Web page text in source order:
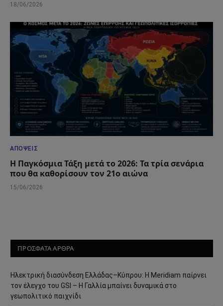
18/06/2026
ΑΠΌΨΕΙΣ
Η Παγκόσμια Τάξη μετά το 2026: Τα τρία σενάρια
που θα καθορίσουν τον 21ο αιώνα
15/06/2026
ΠΡΟΣΦΑΤΑ ΑΡΘΡΑ
Ηλεκτρική διασύνδεση Ελλάδας–Κύπρου: Η Meridiam παίρνει
τον έλεγχο του GSI – Η Γαλλία μπαίνει δυναμικά στο
γεωπολιτικό παιχνίδι